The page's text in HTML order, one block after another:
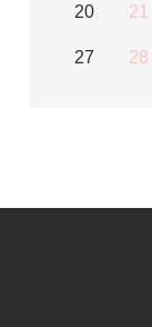
20 21
27 28